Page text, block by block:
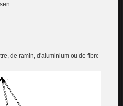
de ramin, d'aluminium ou de fibre